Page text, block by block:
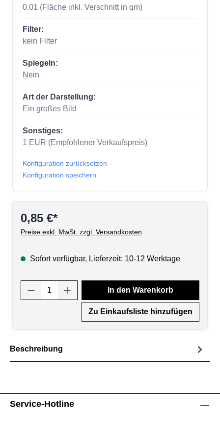
0.01 (Fläche inkl. Verschnitt in qm)
Filter:
kein Filter
Spiegeln:
Nein
Art der Darstellung:
Ein großes Bild
Sonstiges:
1 EUR (Empfohlener Verkaufspreis)
Konfiguration zurücksetzen
Konfiguration speichern
0,85 €*
Preise exkl. MwSt. zzgl. Versandkosten
Sofort verfügbar, Lieferzeit: 10-12 Werktage
Produkt Anzahl: Gib den gewünschten
In den Warenkorb
Zu Einkaufsliste hinzufügen
Beschreibung
Service-Hotline